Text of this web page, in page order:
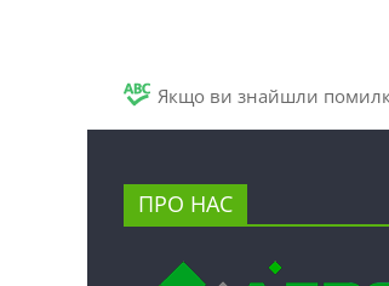
Якщо ви знайшли
ПРО НАС